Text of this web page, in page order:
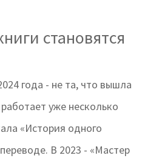
становятся
года - не та, что вышла
уже несколько
«История одного
В 2023 - «Мастер